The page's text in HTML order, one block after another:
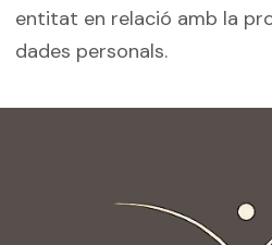
entitat en relació amb la
dades personals.